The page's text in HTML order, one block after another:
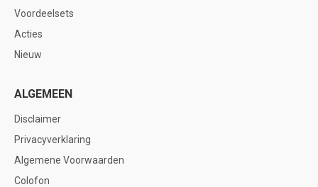
Voordeelsets
Acties
Nieuw
ALGEMEEN
Disclaimer
Privacyverklaring
Algemene Voorwaarden
Colofon